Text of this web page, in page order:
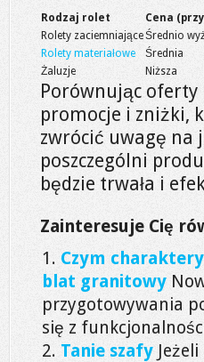
Rodzaj rolet Cena
Rolety zaciemniająceŚrednio
Rolety materiałowe
Średnia
Żaluzje
Niższa
Porównując
promocje i zniżki,
zwrócić uwagę na
poszczególni
będzie trwała i
Zainteresuje Cię
Czym
blat granitowy
przygotowywania
się z
Tanie szafy